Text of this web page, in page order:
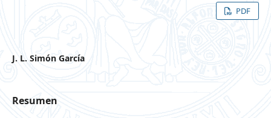
PDF
J. L. Simón García
Resumen